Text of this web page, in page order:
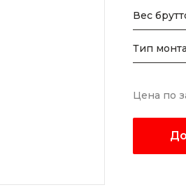
Вес
Тип
Цена по